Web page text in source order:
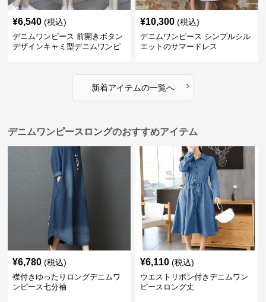
¥6,540 (税込)
デニムワンピース 前開きボタン
デザインキャミ型デニムワンピ
¥10,300 (税込)
デニムワンピース シンプルシル
エットのサマードレス
新着アイテムの一覧へ ›
デニムワンピースロングのおすすめアイテム
¥6,780 (税込)
襟付きゆったりロングデニムワ
ンピース七分袖
¥6,110 (税込)
ウエストリボン付きデニムワン
ピースロング丈